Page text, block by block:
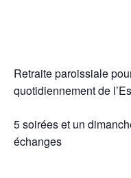
Retraite paroissiale
quotidiennement de
5 soirées et un
échanges